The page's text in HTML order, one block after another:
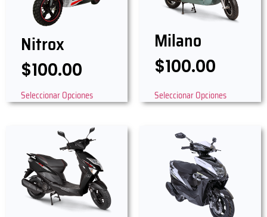
Nitrox
$100.00
Seleccionar Opciones
Milano
$100.00
Seleccionar Opciones